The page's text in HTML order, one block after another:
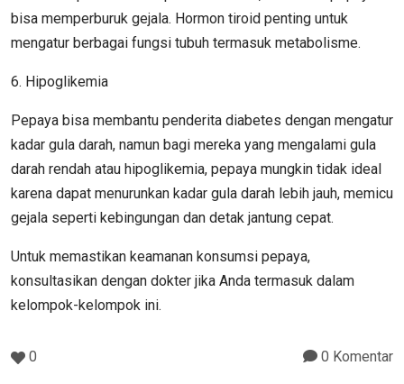
bisa memperburuk gejala. Hormon tiroid penting untuk
mengatur berbagai fungsi tubuh termasuk metabolisme.
6. Hipoglikemia
Pepaya bisa membantu penderita diabetes dengan mengatur
kadar gula darah, namun bagi mereka yang mengalami gula
darah rendah atau hipoglikemia, pepaya mungkin tidak ideal
karena dapat menurunkan kadar gula darah lebih jauh, memicu
gejala seperti kebingungan dan detak jantung cepat.
Untuk memastikan keamanan konsumsi pepaya,
konsultasikan dengan dokter jika Anda termasuk dalam
kelompok-kelompok ini.
0 0 Komentar